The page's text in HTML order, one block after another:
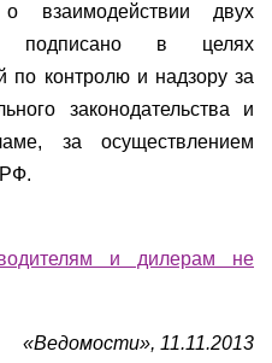
взаимодействии двух
подписано в целях
по контролю и надзору за
законодательства и
за осуществлением
и дилерам не
«Ведомости», 11.11.2013